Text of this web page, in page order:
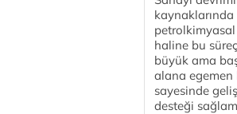
kaynaklarında
haline bu
büyük ama
alana egemen
sayesinde
desteği